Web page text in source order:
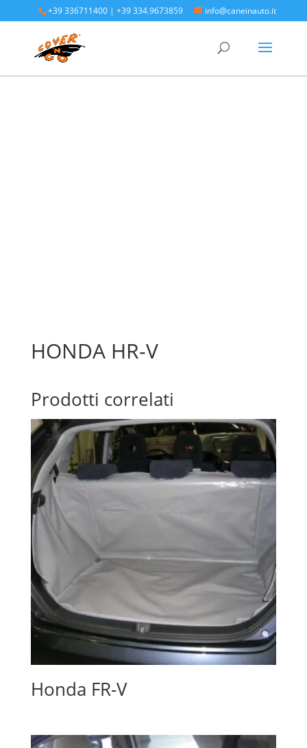
+39 336711400 |+39 334.9673859 info@caneinauto.it
Home/SALVA BAULE - Vasca Telo Copribaule
Auto/SALVA BAULE HONDA
HONDA HR-V
Prodotti correlati
Honda FR-V